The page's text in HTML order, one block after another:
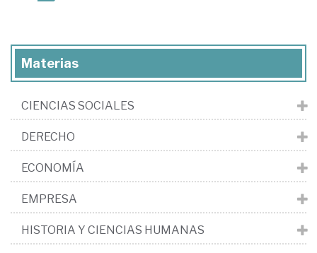
Materias
CIENCIAS SOCIALES
DERECHO
ECONOMÍA
EMPRESA
HISTORIA Y CIENCIAS HUMANAS